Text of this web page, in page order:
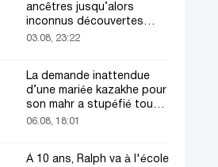
ancêtres jusqu’alors
inconnus découvertes
dans l’ADN humain
03.08, 23:22
La demande inattendue
d’une mariée kazakhe pour
son mahr a stupéfié tout
le monde
06.08, 18:01
À 10 ans, Ralph va à l'école